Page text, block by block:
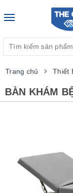
Toggle
Trang chủ Thiết
BÀN KHÁM